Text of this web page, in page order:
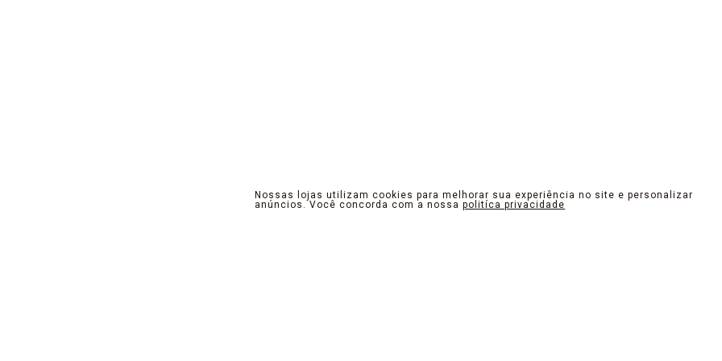
Nossas lojas utilizam cookies para melhorar sua experiência no site e personalizar
anúncios. Você concorda com a nossapolitíca privacidade